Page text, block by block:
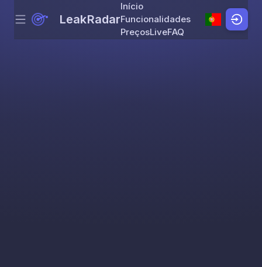
Skip to content
Menu LeakRadar
Início
Funcionalidades
PreçosLiveFAQ